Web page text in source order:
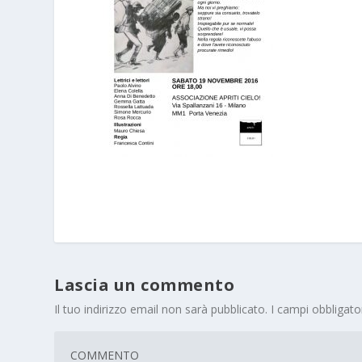
Lascia un commento
Il tuo indirizzo email non sarà pubblicato. I campi